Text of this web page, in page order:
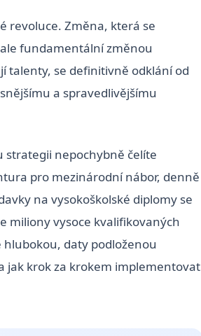
revoluce. Změna, která se
fundamentální změnou
talenty, se definitivně odklání od
a spravedlivějšímu
strategii nepochybně čelíte
pro mezinárodní nábor, denně
na vysokoškolské diplomy se
miliony vysoce kvalifikovaných
daty podloženou
jak krok za krokem implementovat